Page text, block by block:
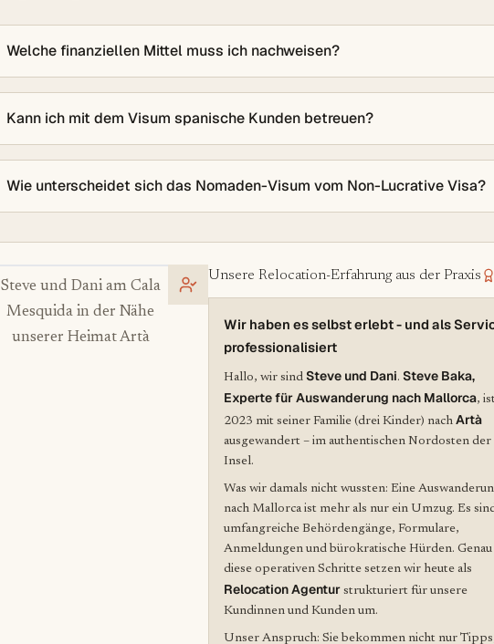
Welche finanziellen Mittel muss ich nachweisen?
Kann ich mit dem Visum spanische Kunden betreuen?
Wie unterscheidet sich das Nomaden-Visum vom Non-Lucrative Visa?
Steve und Dani am Cala
Mesquida in der Nähe
unserer Heimat Artà
Unsere Relocation-Erfahrung aus der Praxis
Wir haben es selbst erlebt - und als
professionalisiert
Hallo, wir sind Steve und Dani. Steve Baka,
Experte für Auswanderung nach Mallorca,
2023 mit seiner Familie (drei Kinder) nach Artà
ausgewandert – im authentischen Nordosten der
Insel.
Was wir damals nicht wussten: Eine
nach Mallorca ist mehr als nur ein Umzug. Es
umfangreiche Behördengänge, Formulare,
Anmeldungen und bürokratische Hürden. Genau
diese operativen Schritte setzen wir heute als
Relocation Agentur strukturiert für unsere
Kundinnen und Kunden um.
Unser Anspruch: Sie bekommen nicht nur